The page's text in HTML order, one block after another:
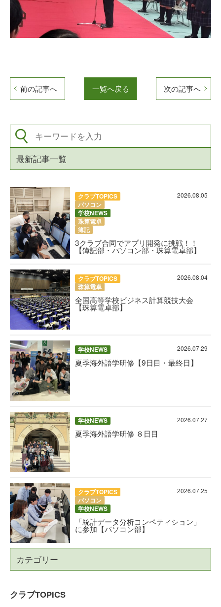
前の記事へ 一覧へ戻る 次の記事へ
最新記事一覧
クラブTOPICS
パソコン
学校NEWS
珠算電卓
簿記
2026.08.05
3クラブ合同でアプリ開発に挑戦！！
【簿記部・パソコン部・珠算電卓部】
クラブTOPICS
珠算電卓
2026.08.04
全国高等学校ビジネス計算競技大会
【珠算電卓部】
学校NEWS 2026.07.29
夏季海外語学研修【9日目・最終日】
学校NEWS 2026.07.27
夏季海外語学研修 ８日目
クラブTOPICS
パソコン
学校NEWS
2026.07.25
「統計データ分析コンペティション」
に参加【パソコン部】
カテゴリー
クラブTOPICS